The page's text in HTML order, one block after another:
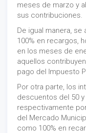
meses de marzo y
sus contribuciones.
De igual manera,
100% en recargos,
en los meses de
aquellos
pago del Impuesto
Por otra parte, los
descuentos del 50
respectivamente
del Mercado
como 100% en